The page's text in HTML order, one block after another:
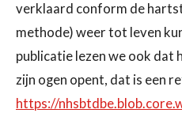
verklaard conform de
methode) weer tot leven
publicatie lezen we ook dat
zijn ogen opent, dat is een
https://